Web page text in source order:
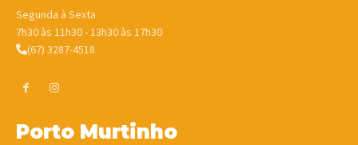
Segunda à Sexta
7h30 às 11h30 - 13h30 às 17h30
(67) 3287-4518
Porto Murtinho